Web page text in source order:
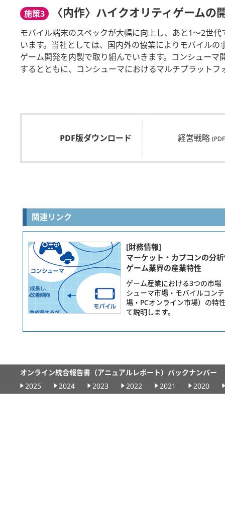
施策3 〈内作〉ハイクオリティゲームの
モバイル端末のスペックが大幅に向上し、あと1～2世
います。当社としては、国内外の協業によりモバイル
ゲーム開発を内製で取り組んでいきます。コンシュー
するとともに、コンシューマにおけるマルチプラット
PDF版ダウンロード 経営戦略
関連リンク
[財務情報]
マーケット・カプコンの分
ゲーム業界の産業特性
ゲーム産業における3つの市場
シューマ市場・モバイルコン
場・PCオンライン市場）の特
て説明します。
オンライン統合報告書（アニュアルレポート）バックナンバー
2025
2024 2023 2022 2021 2020